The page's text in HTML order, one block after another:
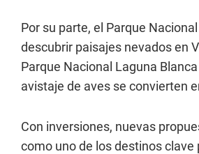
Por su parte, el Parque
descubrir paisajes nevados en
Parque Nacional Laguna
avistaje de aves se convierten
Con inversiones, nuevas
como uno de los destinos